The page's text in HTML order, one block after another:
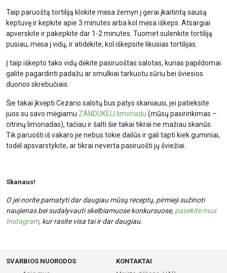
Taip paruoštą tortiliją klokite mėsa žemyn į gerai įkaitintą sausą
keptuvę ir kepkite apie 3 minutes arba kol mėsa iškeps. Atsargiai
apverskite ir pakepkite dar 1-2 minutes. Tuomet sulenkite tortiliją
pusiau, mėsa į vidų, ir atidėkite, kol iškepsite likusias tortilijas.
Į taip iškepto tako vidų dėkite pasiruoštas salotas, kurias papildomai
galite pagardinti padažu ar smulkiai tarkuotu sūriu bei šviesios
duonos skrebučiais.
Šie takai įkvėpti Cezario salotų bus patys skaniausi, jei patieksite
juos su savo mėgiamu ZANDUKELI limonadu (mūsų pasirinkimas –
citrinų limonadas), tačiau ir šalti šie takai tikrai ne mažiau skanūs.
Tik paruošti iš vakaro jie nebus tokie dailūs ir gali tapti kiek guminiai,
todėl apsvarstykite, ar tikrai neverta pasiruošti jų šviežiai.
Skanaus!
O jei norite pamatyti dar daugiau mūsų receptų, pirmieji sužinoti
naujienas bei sudalyvauti skelbiamuose konkursuose, pasekite mus
Instagram, kur rasite visa tai ir dar daugiau.
SVARBIOS NUORODOS
KONTAKTAI